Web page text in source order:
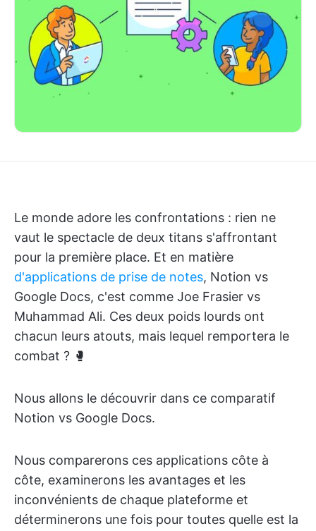
Le monde adore les confrontations : rien ne
vaut le spectacle de deux titans s'affrontant
pour la première place. Et en matière
d'applications de prise de notes, Notion vs
Google Docs, c'est comme Joe Frasier vs
Muhammad Ali. Ces deux poids lourds ont
chacun leurs atouts, mais lequel remportera le
combat ? 🥊
Nous allons le découvrir dans ce comparatif
Notion vs Google Docs.
Nous comparerons ces applications côte à
côte, examinerons les avantages et les
inconvénients de chaque plateforme et
déterminerons une fois pour toutes quelle est la